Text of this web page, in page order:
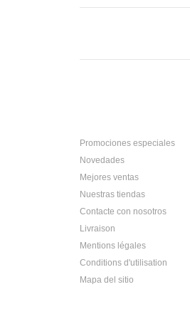
Promociones especiales
Novedades
Mejores ventas
Nuestras tiendas
Contacte con nosotros
Livraison
Mentions légales
Conditions d'utilisation
Mapa del sitio